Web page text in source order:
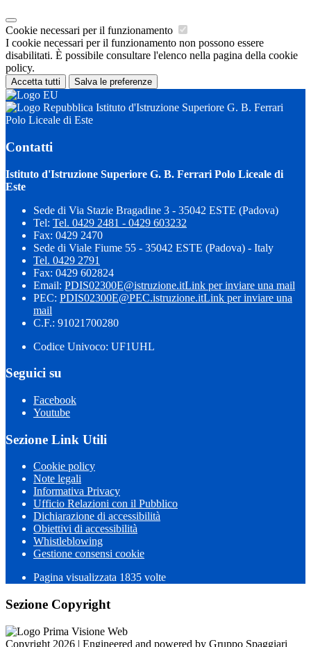
Cookie necessari per il funzionamento
I cookie necessari per il funzionamento non possono essere
disabilitati. È possibile consultare l'elenco nella pagina della cookie
policy.
Accetta tutti Salva le preferenze
Istituto d'Istruzione Superiore G. B. Ferrari
Polo Liceale di Este
Contatti
Istituto d'Istruzione Superiore G. B. Ferrari Polo Liceale di
Este
Sede di Via Stazie Bragadine 3 - 35042 ESTE (Padova)
Tel: Tel. 0429 2481 - 0429 603232
Fax: 0429 2470
Sede di Viale Fiume 55 - 35042 ESTE (Padova) - Italy
Tel. 0429 2791
Fax: 0429 602824
Email: PDIS02300E@istruzione.itLink per inviare una mail
PEC: PDIS02300E@PEC.istruzione.itLink per inviare una
mail
C.F.: 91021700280
Codice Univoco: UF1UHL
Seguici su
Facebook
Youtube
Sezione Link Utili
Cookie policy
Note legali
Informativa Privacy
Ufficio Relazioni con il Pubblico
Dichiarazione di accessibilità
Obiettivi di accessibilità
Whistleblowing
Gestione consensi cookie
Pagina visualizzata 1835 volte
Sezione Copyright
Copyright 2026 | Engineered and powered by Gruppo Spaggiari